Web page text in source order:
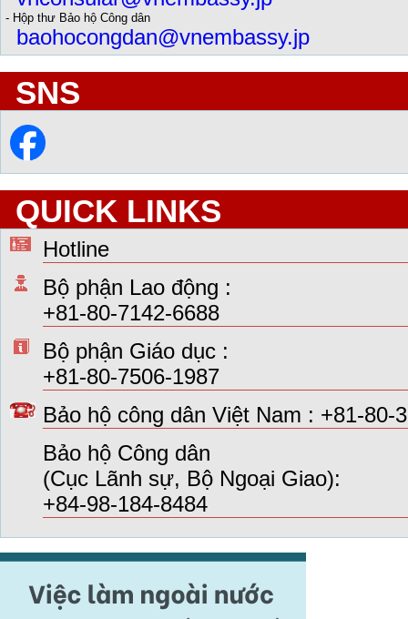
- Hộp thư Bảo hộ Công dân
baohocongdan@vnembassy.jp
SNS
QUICK LINKS
Hotline
Bộ phận Lao động :
+81-80-7142-6688
Bộ phận Giáo dục :
+81-80-7506-1987
Bảo hộ công dân Việt Nam : +81-80-
Bảo hộ Công dân
(Cục Lãnh sự, Bộ Ngoại Giao):
+84-98-184-8484